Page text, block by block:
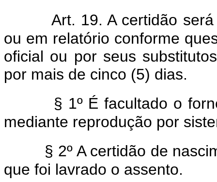
Art. 19. A certidão
ou em relatório conforme
oficial ou por seus
por mais de cinco (5) dias.
§ 1º É facultado o
mediante reprodução por
§ 2º A certidão de
que foi lavrado o assento.